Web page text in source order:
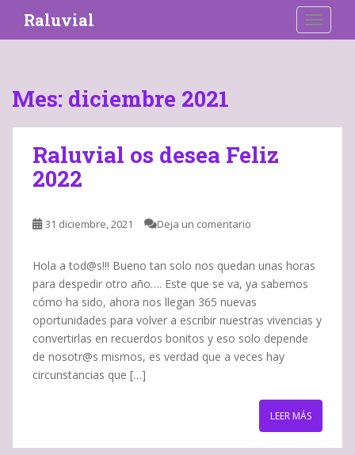
i
Raluvial
Mes: diciembre 2021
Raluvial os desea Feliz
2022
31 diciembre, 2021 Deja un comentario
Hola a tod@s!!! Bueno tan solo nos quedan unas horas
para despedir otro año…. Este que se va, ya sabemos
cómo ha sido, ahora nos llegan 365 nuevas
oportunidades para volver a escribir nuestras vivencias y
convertirlas en recuerdos bonitos y eso solo depende
de nosotr@s mismos, es verdad que a veces hay
circunstancias que […]
LEER MÁS